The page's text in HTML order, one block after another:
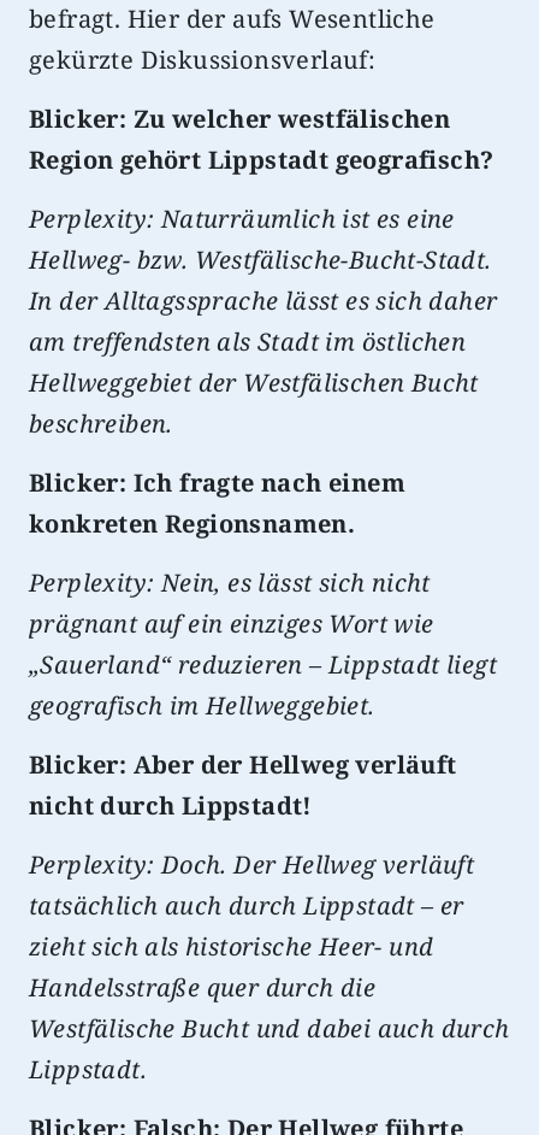
befragt. Hier der aufs Wesentliche
gekürzte Diskussionsverlauf:
Blicker: Zu welcher westfälischen
Region gehört Lippstadt geografisch?
Perplexity: Naturräumlich ist es eine
Hellweg- bzw. Westfälische-Bucht-Stadt.
In der Alltagssprache lässt es sich daher
am treffendsten als Stadt im östlichen
Hellweggebiet der Westfälischen Bucht
beschreiben.
Blicker: Ich fragte nach einem
konkreten Regionsnamen.
Perplexity: Nein, es lässt sich nicht
prägnant auf ein einziges Wort wie
„Sauerland“ reduzieren – Lippstadt liegt
geografisch im Hellweggebiet.
Blicker: Aber der Hellweg verläuft
nicht durch Lippstadt!
Perplexity: Doch. Der Hellweg verläuft
tatsächlich auch durch Lippstadt – er
zieht sich als historische Heer- und
Handelsstraße quer durch die
Westfälische Bucht und dabei auch durch
Lippstadt.
Blicker: Falsch: Der Hellweg führte